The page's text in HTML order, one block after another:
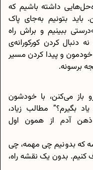
داشته باشیم که
بتونیم به‌جای پاک
ببینیم و براش راه
دنبال کردن کورکورانه‌ی
و پیدا کردن مسیر
برسونه.
باز می‌کنن، با خودشون
بگیرم؟” مطالب زیاد،
آدم از همون اول
که بدونیم چی مهمه، چی
کنیم. بدون یک نقشه‌ راه،